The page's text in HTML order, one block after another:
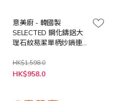
意美廚 - 韓國製
SELECTED 鋼化鑄鋁大
理石紋易潔單柄炒鍋連
HK$1,598.0
特
殊
HK$958.0